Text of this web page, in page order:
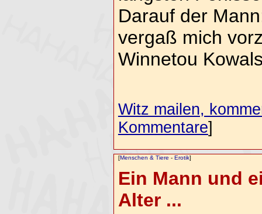
Darauf der
vergaß mich
Winnetou
Witz mailen,
Kommentare]
[Menschen & Tiere - Erotik]
Ein Mann und
Alter ...